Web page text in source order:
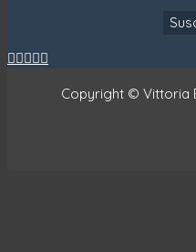

Copyright © Vittoria